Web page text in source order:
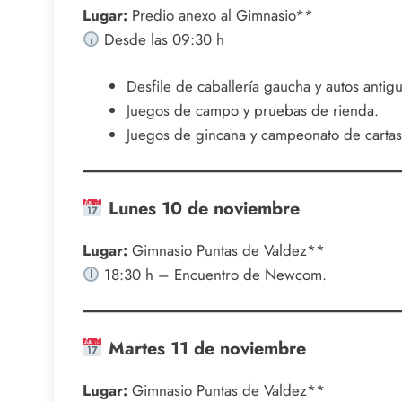
Lugar: Predio anexo al Gimnasio**
Desde las 09:30 h
Desfile de caballería gaucha y autos
Juegos de campo y pruebas de rienda.
Juegos de gincana y campeonato de
Lunes 10 de noviembre
Lugar: Gimnasio Puntas de Valdez**
18:30 h – Encuentro de Newcom.
Martes 11 de noviembre
Lugar: Gimnasio Puntas de Valdez**